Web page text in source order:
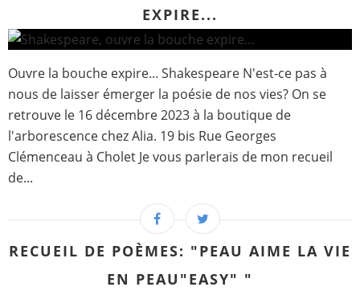
EXPIRE...
Ouvre la bouche expire... Shakespeare N'est-ce pas à
nous de laisser émerger la poésie de nos vies? On se
retrouve le 16 décembre 2023 à la boutique de
l'arborescence chez Alia. 19 bis Rue Georges
Clémenceau à Cholet Je vous parlerais de mon recueil
de...
RECUEIL DE POÈMES: "PEAU AIME LA VIE
EN PEAU"EASY" "